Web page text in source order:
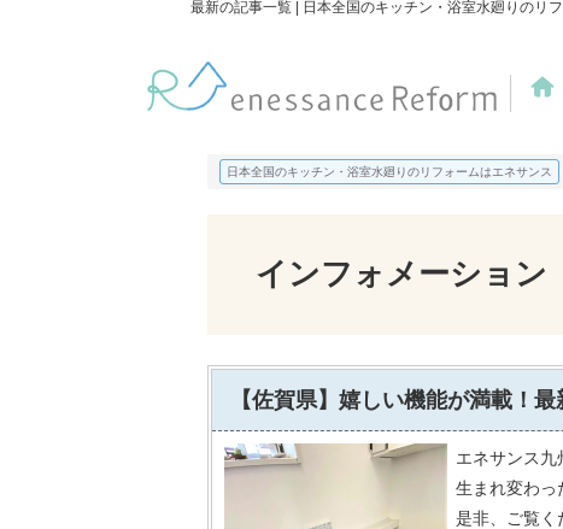
最新の記事一覧 | 日本全国のキッチン・浴室水廻りのリ
日本全国のキッチン・浴室水廻りのリフォームはエネサンス
インフォメーション
【佐賀県】嬉しい機能が満載！
エネサンス九
生まれ変わ
是非、ご覧く